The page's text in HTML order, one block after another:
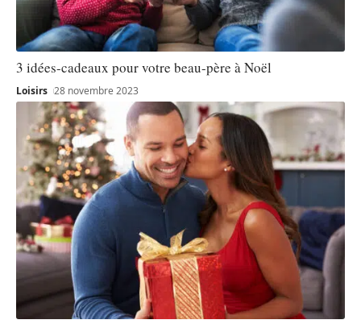
3 idées-cadeaux pour votre beau-père à Noël
Loisirs 28 novembre 2023